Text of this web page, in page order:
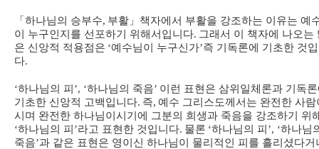
「 하나님의 승부수, 부활 」 책자에서 부활을 강조하는 이유는 예
이 누구인지를 선포하기 위해서입니다. 그래서 이 책자에 나오는
은 신앙적 적용점은 ‘예수님이 누구신가’즉 기독론에 기초한 것
다.
‘하나님의 피 ’, ‘하나님의 죽음’ 이런 표현은 삼위일체론과 기독
기초한 신앙적 고백입니다. 즉, 예수 그리스도께서는 완전한 사람
시며 완전한 하나님이시기에 그분의 희생과 죽음을 강조하기 위
‘하나님의 피 ’라고 표현한 것입니다. 물론 ‘하나님의 피 ’, ‘하나님
죽음’과 같은 표현은 영이신 하나님이 물리적인 피를 흘리셨다거